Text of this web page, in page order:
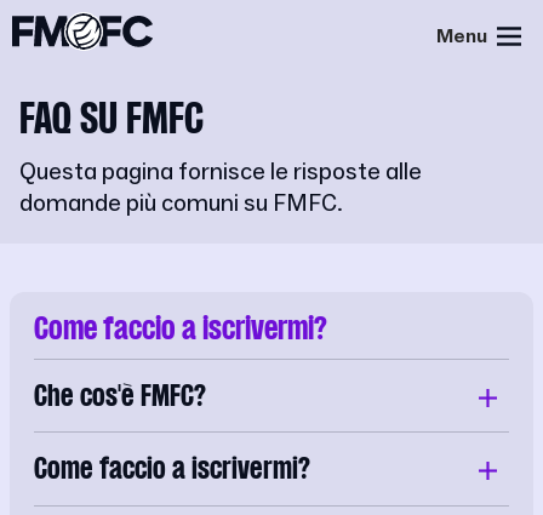
Menu
FAQ SU FMFC
Questa pagina fornisce le risposte alle
domande più comuni su FMFC.
Come faccio a iscrivermi?
Che cos'è FMFC?
Come faccio a iscrivermi?